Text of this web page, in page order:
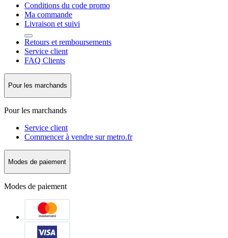
Conditions du code promo
Ma commande
Livraison et suivi
Retours et remboursements
Service client
FAQ Clients
Pour les marchands
Pour les marchands
Service client
Commencer à vendre sur metro.fr
Modes de paiement
Modes de paiement